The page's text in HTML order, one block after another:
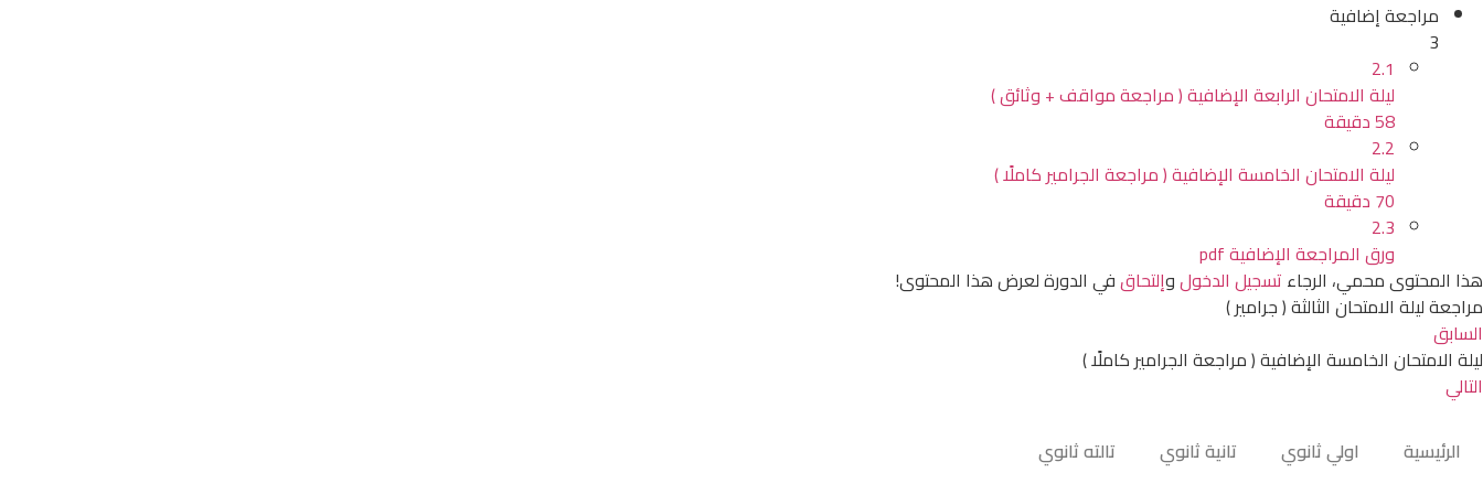
مراجعة إضافية
3
2.1
ليلة الامتحان الرابعة الإضافية ( مراجعة مواقف + وثائق )
58 دقيقة
2.2
ليلة الامتحان الخامسة الإضافية ( مراجعة الجرامير كاملًا )
70 دقيقة
2.3
ورق المراجعة الإضافية pdf
هذا المحتوى محمي، الرجاء تسجيل الدخولوإلتحاقفي الدورة لعرض هذا المحتوى!
مراجعة ليلة الامتحان الثالثة ( جرامير )
السابق
ليلة الامتحان الخامسة الإضافية ( مراجعة الجرامير كاملًا )
التالي
الرئيسية
اولي ثانوي تانية ثانوي
تالته ثانوي